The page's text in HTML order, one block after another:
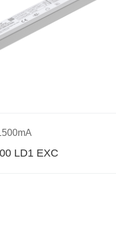
LD1 EXC